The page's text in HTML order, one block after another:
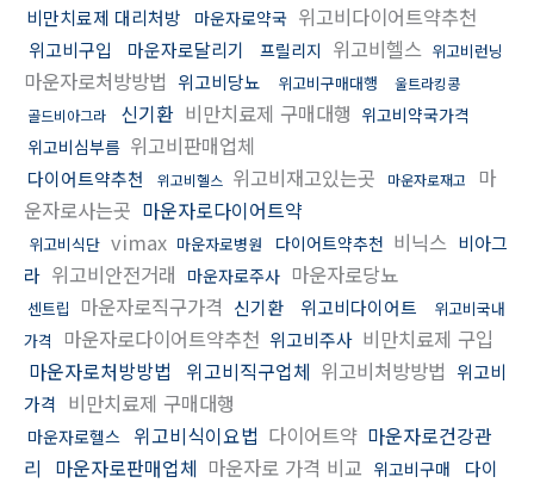
비만치료제 대리처방 마운자로약국 위고비다이어트약추천
위고비구입 마운자로달리기 프릴리지 위고비헬스 위고비런닝
마운자로처방방법 위고비당뇨 위고비구매대행
울트라킹콩
골드비아그라
신기환 비만치료제 구매대행 위고비약국가격
위고비심부름 위고비판매업체
다이어트약추천 위고비헬스 위고비재고있는곳 마운자로재고
마
운자로사는곳 마운자로다이어트약
위고비식단 vimax 마운자로병원 다이어트약추천 비닉스 비아그
라 위고비안전거래 마운자로주사 마운자로당뇨
센트립 마운자로직구가격 신기환 위고비다이어트
위고비국내
가격
마운자로다이어트약추천 위고비주사 비만치료제 구입
마운자로처방방법
위고비직구업체 위고비처방방법 위고비
가격 비만치료제 구매대행
마운자로헬스 위고비식이요법 다이어트약 마운자로건강관
리 마운자로판매업체 마운자로 가격 비교 위고비구매
다이